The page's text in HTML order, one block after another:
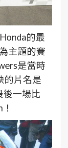
的最
主題的賽
是當時
的片名是
後一場比